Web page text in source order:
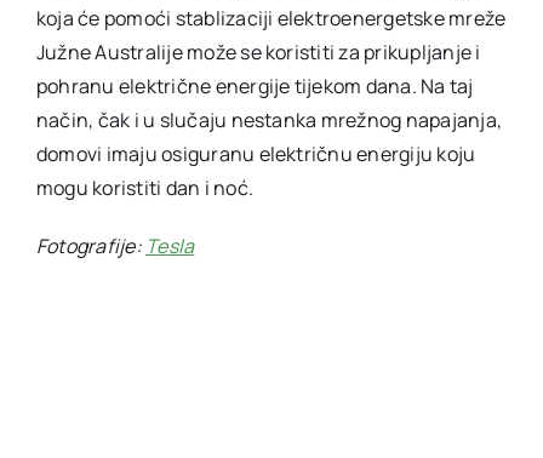
koja će pomoći stablizaciji elektroenergetske mreže
Južne Australije može se koristiti za prikupljanje i
pohranu električne energije tijekom dana. Na taj
način, čak i u slučaju nestanka mrežnog napajanja,
domovi imaju osiguranu električnu energiju koju
mogu koristiti dan i noć.
Fotografije: Tesla